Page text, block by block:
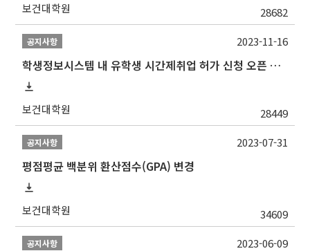
보건대학원 28682
공지사항
학생정보시스템 내 유학생 시간제취업 허가 신청 오픈 안내
보건대학원 28449
2023-11-16
공지사항
평점평균 백분위 환산점수(GPA) 변경
보건대학원 34609
2023-07-31
공지사항 2023-06-09